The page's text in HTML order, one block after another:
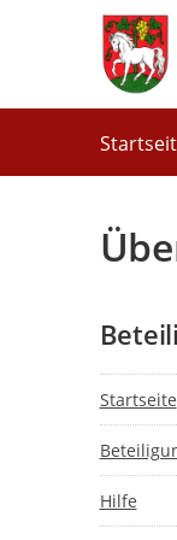
Startseite
Hilfe